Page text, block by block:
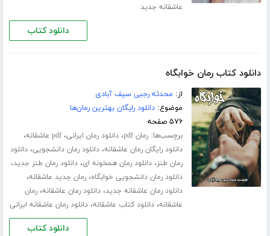
عاشقانه جدید
دانلود کتاب
دانلود کتاب رمان خوابگاه
از: محدثه رجبی سیف آبادی
موضوع:دانلود رایگان بهترین رمان‌ها
۵۷۶ صفحه
برچسب‌ها:رمان pdf ،دانلود رمان ایرانی،pdf عاشقانه ،
دانلود رایگان رمان عاشقانه،دانلود رمان دانشجویی،دانلود
رمان طنز،دانلود رمان همخونه ای،دانلود رمان طنز جدید،
دانلود رمان دانشجویی خوابگاه،رمان جدید عاشقانه،
دانلود رمان عاشقانه جدید،دانلود رمان عاشقانه،رمان
عاشقانه،دانلود کتاب عاشقانه،دانلود رمان عاشقانه ایرانی
دانلود کتاب